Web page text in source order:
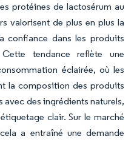
protéines de lactosérum au
valorisent de plus en plus la
confiance dans les produits
tendance reflète une
éclairée, où les
la composition des produits
des ingrédients naturels,
clair. Sur le marché
a entraîné une demande